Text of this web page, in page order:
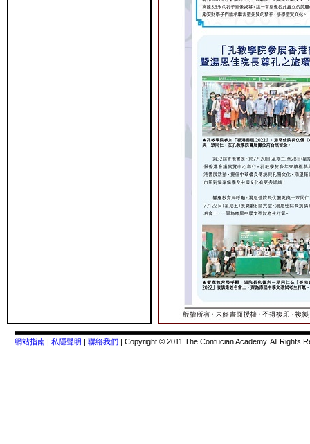
網站指南 | 私隱聲明 | 聯絡我們 | Copyright © 2011 The Confucian Academy. All Rights